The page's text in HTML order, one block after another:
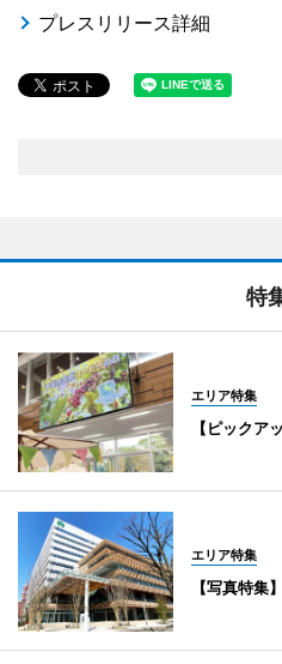
プレスリリース詳細
特
エリア特集
【ピックア
エリア特集
【写真特集